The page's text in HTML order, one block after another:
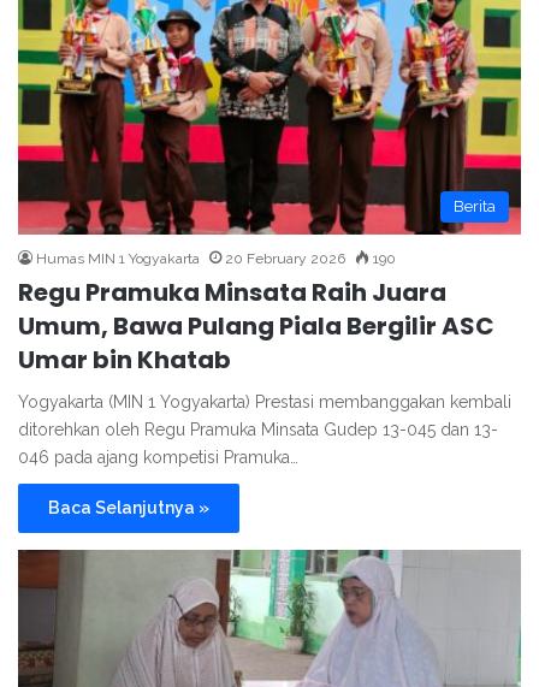
Berita
Humas MIN 1 Yogyakarta 20 February 2026 190
Regu Pramuka Minsata Raih Juara
Umum, Bawa Pulang Piala Bergilir ASC
Umar bin Khatab
Yogyakarta (MIN 1 Yogyakarta) Prestasi membanggakan kembali
ditorehkan oleh Regu Pramuka Minsata Gudep 13-045 dan 13-
046 pada ajang kompetisi Pramuka…
Baca Selanjutnya »